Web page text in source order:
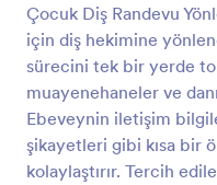
Çocuk Diş Randevu
için diş hekimine
sürecini tek bir yerde
muayenehaneler ve
Ebeveynin iletişim
şikayetleri gibi kısa bir
kolaylaştırır. Tercih